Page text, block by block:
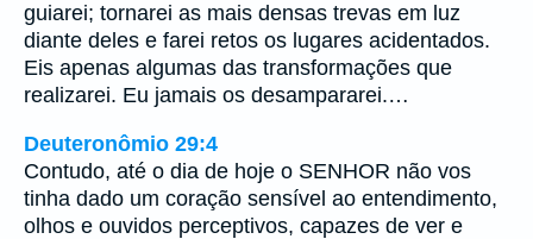
guiarei; tornarei as mais densas trevas em luz
diante deles e farei retos os lugares acidentados.
Eis apenas algumas das transformações que
realizarei. Eu jamais os desampararei.…
Deuteronômio 29:4
Contudo, até o dia de hoje o SENHOR não vos
tinha dado um coração sensível ao entendimento,
olhos e ouvidos perceptivos, capazes de ver e